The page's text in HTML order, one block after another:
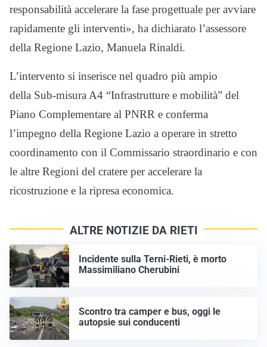
responsabilità accelerare la fase progettuale per avviare
rapidamente gli interventi», ha dichiarato l’assessore
della Regione Lazio, Manuela Rinaldi.
L’intervento si inserisce nel quadro più ampio
della Sub-misura A4 “Infrastrutture e mobilità” del
Piano Complementare al PNRR e conferma
l’impegno della Regione Lazio a operare in stretto
coordinamento con il Commissario straordinario e con
le altre Regioni del cratere per accelerare la
ricostruzione e la ripresa economica.
ALTRE NOTIZIE DA RIETI
Incidente sulla Terni-Rieti, è morto
Massimiliano Cherubini
Scontro tra camper e bus, oggi le
autopsie sui conducenti